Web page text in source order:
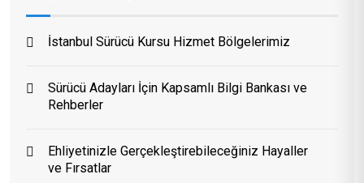
İstanbul Sürücü Kursu Hizmet Bölgelerimiz
Sürücü Adayları İçin Kapsamlı Bilgi Bankası ve
Rehberler
Ehliyetinizle Gerçekleştirebileceğiniz Hayaller
ve Fırsatlar
Eğitim Danışmanı